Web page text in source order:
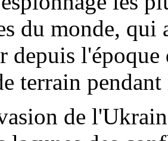
du monde, qui
depuis l'époque
terrain
de